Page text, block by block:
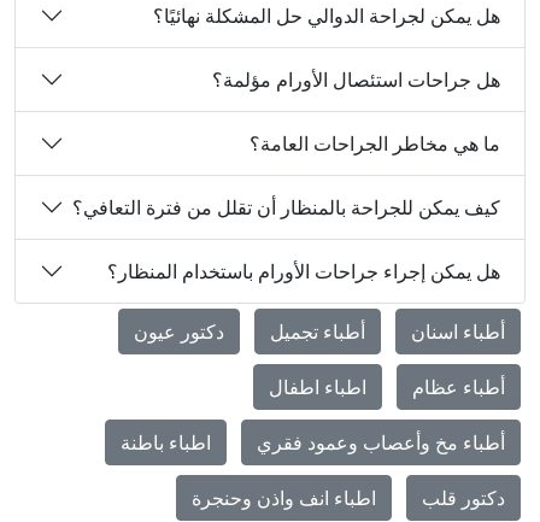
هل يمكن لجراحة الدوالي حل المشكلة نهائيًا؟
هل جراحات استئصال الأورام مؤلمة؟
ما هي مخاطر الجراحات العامة؟
كيف يمكن للجراحة بالمنظار أن تقلل من فترة التعافي؟
هل يمكن إجراء جراحات الأورام باستخدام المنظار؟
أطباء اسنان أطباء تجميل دكتور عيون
أطباء عظام اطباء اطفال
أطباء مخ وأعصاب وعمود فقري اطباء باطنة
دكتور قلب اطباء انف واذن وحنجرة